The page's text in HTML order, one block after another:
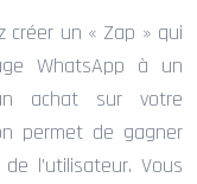
créer un « Zap » qui
WhatsApp à un
achat sur votre
permet de gagner
l’utilisateur. Vous